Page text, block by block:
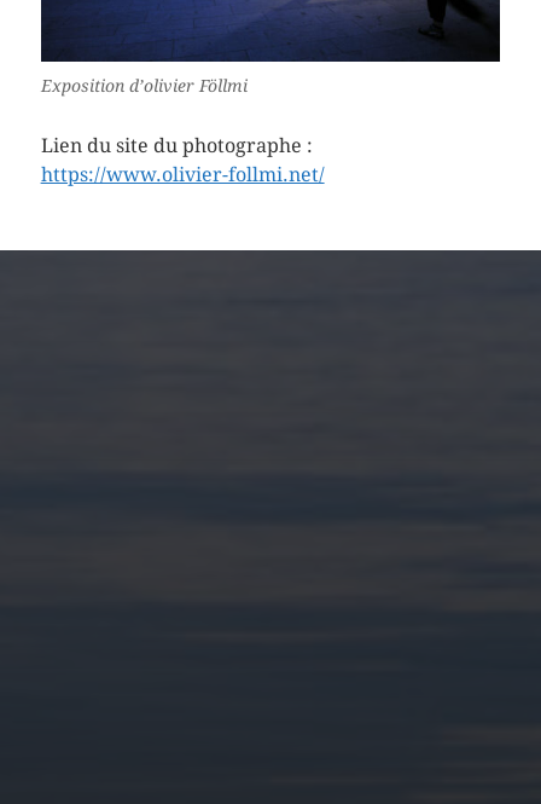
Exposition d’olivier Föllmi
Lien du site du photographe :
https://www.olivier-follmi.net/